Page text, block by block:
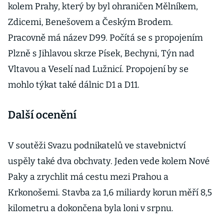
kolem Prahy, který by byl ohraničen Mělníkem,
Zdicemi, Benešovem a Českým Brodem.
Pracovně má název D99. Počítá se s propojením
Plzně s Jihlavou skrze Písek, Bechyni, Týn nad
Vltavou a Veselí nad Lužnicí. Propojení by se
mohlo týkat také dálnic D1 a D11.
Další ocenění
V soutěži Svazu podnikatelů ve stavebnictví
uspěly také dva obchvaty. Jeden vede kolem Nové
Paky a zrychlit má cestu mezi Prahou a
Krkonošemi. Stavba za 1,6 miliardy korun měří 8,5
kilometru a dokončena byla loni v srpnu.